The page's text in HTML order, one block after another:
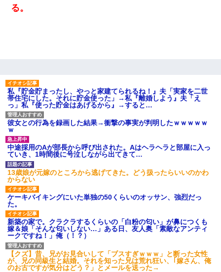
ケーキバイキングにいた単独の50くらいのオッサン、強烈だっ
義弟より娘たちが大事」旦那「娘たちが成人したら別れよう」私
（は？）
転職先が決まったので退職の意思を伝えたら。上司「無責任」
「簡単には辞めさせない」私（どうせ辞めるし…）→ 思いっきり
反論をしてみた
小学生の息子が急に様子がおかしくなった。私「理由を聞いても
『わかんない！』って怒鳴り付けてくるし、困っってる」旦那
「話してみるよ」→ 後日・・・
【衝撃】ヤンキー女に「サせて」って言った結果
裁判官「お互いに最後に言いたいことはありますか」バカ夫
「…」A「夫を一発殴らせてほしい」裁判官「どうぞ」
義兄嫁「娘が大学に入ったら下宿させて」私「しつこい、学校斡
旋のアパートに行け」→ 旦那が義兄に通報したら「志望校を変え
ろ！」とキレて・・・
る。
私『貯金貯まったし、やっと家建てられるね！』夫「実家を二世
帯住宅にした。それに貯金使った」→私『離婚しよう』夫「え
っ」私『使った貯金はあげるから』→すると…
彼女との行為を録画した結果→衝撃の事実が判明したｗｗｗｗｗ
ｗ
中途採用のAが部長から呼び出された。Aはヘラヘラと部屋に入っ
ていき、1時間後に号泣しながら出てきて…
13歳娘が元嫁のところから逃げてきた。どう扱ったらいいのかわ
からない
ケーキバイキングにいた単独の50くらいのオッサン、強烈だっ
た。
新築の家で。クラクラするくらいの「白粉の匂い」が鼻につくも
嫁＆娘「そんな匂いしない…」ある日、友人奥「素敵なアンティ
ークですね！」俺（！？）
【クズ】昔、兄がお見合いして「ブスすぎｗｗｗ」と断った女性
が、兄の同級生と結婚。それを知った兄は荒れ狂い、｢嫁さん、俺
のお古ですが気分はどう？」とメールを送った→